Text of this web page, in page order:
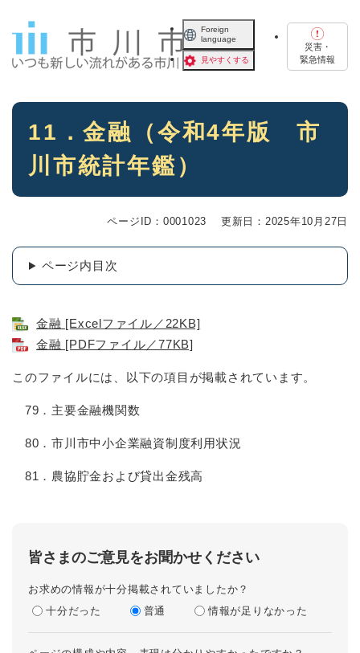
Foreign
language
見やすくする
災害・
緊急情報
本
11．金融（令和4年版 市
川市統計年鑑）
ページID：0001023 更新日：2025年10月27日
ページ内目次
金融 [Excelファイル／22KB]
金融 [PDFファイル／77KB]
このファイルには、以下の項目が掲載されています。
79．主要金融機関数
80．市川市中小企業融資制度利用状況
81．農協貯金および貸出金残高
皆さまのご意見をお聞かせください
お求めの情報が十分掲載されていましたか？
十分だった
普通 情報が足りなかった